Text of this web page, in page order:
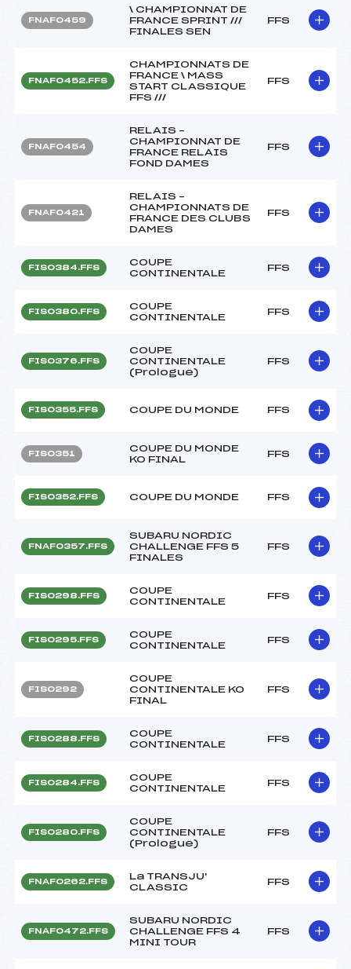
FNAF0459
\ CHAMPIONNAT DE
FRANCE SPRINT ///
FINALES SEN
FFS
FNAF0452.FFS
CHAMPIONNATS DE
FRANCE \ MASS
START CLASSIQUE
FFS ///
FFS
FNAF0454
RELAIS –
CHAMPIONNAT DE
FRANCE RELAIS
FOND DAMES
FFS
FNAF0421
RELAIS –
CHAMPIONNATS DE
FRANCE DES CLUBS
DAMES
FFS
FIS0384.FFS
COUPE
CONTINENTALE
FFS
FIS0380.FFS
COUPE
CONTINENTALE
FFS
FIS0376.FFS
COUPE
CONTINENTALE
(Prologue)
FFS
FIS0355.FFS COUPE DU MONDE FFS
FIS0351
COUPE DU MONDE
KO FINAL
FFS
FIS0352.FFS COUPE DU MONDE FFS
FNAF0357.FFS
SUBARU NORDIC
CHALLENGE FFS 5
FINALES
FFS
FIS0298.FFS
COUPE
CONTINENTALE
FFS
FIS0295.FFS
COUPE
CONTINENTALE
FFS
FIS0292
COUPE
CONTINENTALE KO
FINAL
FFS
FIS0288.FFS
COUPE
CONTINENTALE
FFS
FIS0284.FFS
COUPE
CONTINENTALE
FFS
FIS0280.FFS
COUPE
CONTINENTALE
(Prologue)
FFS
FNAF0262.FFS
La TRANSJU'
CLASSIC
FFS
FNAF0472.FFS
SUBARU NORDIC
CHALLENGE FFS 4
MINI TOUR
FFS